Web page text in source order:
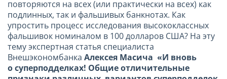
повторяются на всех (или практически на всех) как
подлинных, так и фальшивых банкнотах. Как
упростить процесс исследования высококлассных
фальшивок номиналом в 100 долларов США? На эту
тему экспертная статья специалиста
Внешэкономбанка Алексея Масича «И вновь
о суперподделках! Общие отличительные